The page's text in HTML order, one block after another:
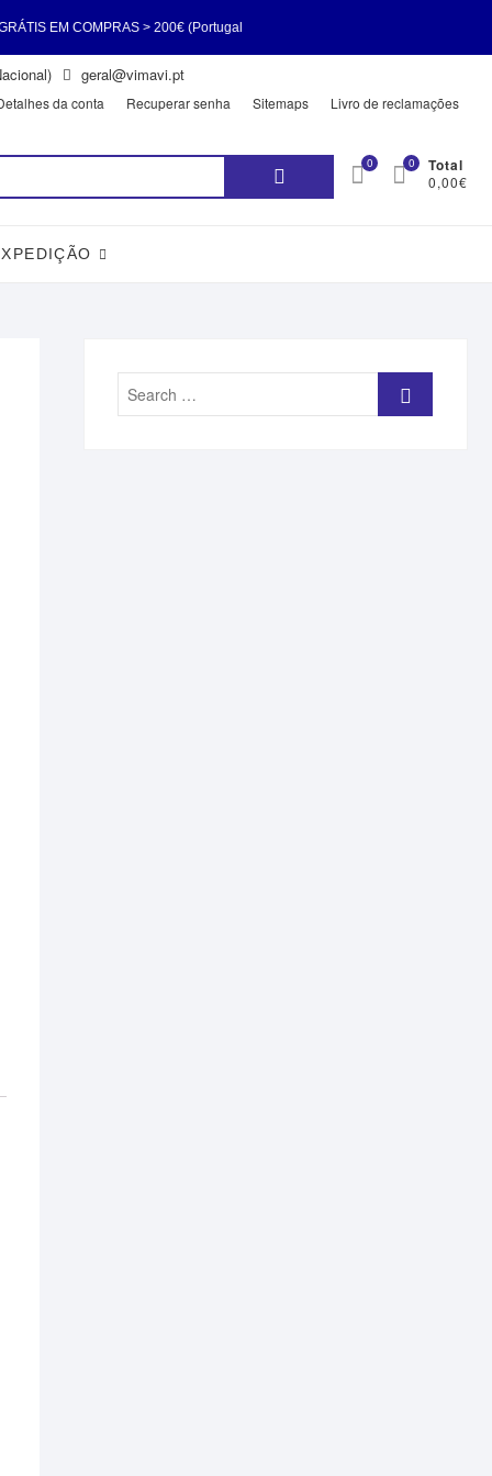
> 200€ (Portugal
EM COMPRAS > 200€
geral@vimavi.pt
da conta Recuperar senha Sitemaps Livro de reclamações
Pesquisar
0 Total
0,00€
0
Search